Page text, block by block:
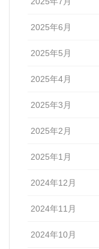
2025年6月
2025年5月
2025年4月
2025年3月
2025年2月
2025年1月
2024年12月
2024年11月
2024年10月